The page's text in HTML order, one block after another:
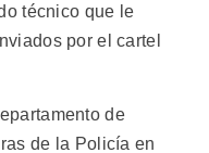
técnico que le
por el cartel
de
de la Policía en